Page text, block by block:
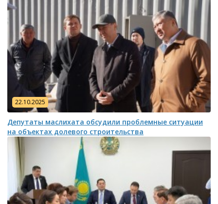
22.10.2025
Депутаты маслихата обсудили проблемные ситуации
на объектах долевого строительства